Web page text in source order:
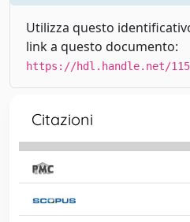
Utilizza questo
link a questo documento:
https://hdl.handle.net/
Citazioni